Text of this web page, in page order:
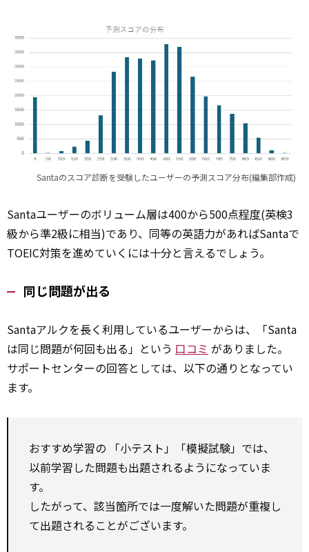
Santaのスコア診断を受験したユーザーの予測スコア分布(編集部作成)
Santaユーザーのボリューム層は400から500点程度(英検3
級から準2級に相当)であり、同等の英語力があればSantaで
TOEIC対策を進めていくには十分と言えるでしょう。
同じ問題が出る
Santaアルクを長く利用しているユーザーからは、「Santa
は同じ問題が何回も出る」という 口コミ がありました。
サポートセンターの回答としては、以下の通りとなってい
ます。
おすすめ学習の 「小テスト」「模擬試験」では、
以前学習した問題も出題されるようになっていま
す。
したがって、該当箇所では一度解いた問題が重複し
て出題されることがございます。